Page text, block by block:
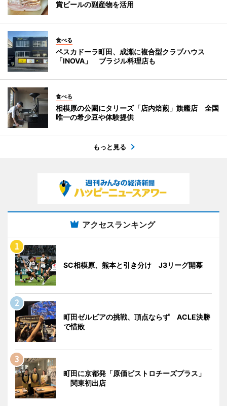
賞ビールの副産物を活用
食べる
ペスカドーラ町田、成瀬に複合型クラブハウス
「INOVA」 ブラジル料理店も
食べる
相模原の公園にタリーズ「店内焙煎」旗艦店 全国
唯一の希少豆や体験提供
もっと見る
アクセスランキング
SC相模原、熊本と引き分け J3リーグ開幕
町田ゼルビアの挑戦、頂点ならず ACLE決勝
で惜敗
町田に京都発「原価ビストロチーズプラス」
関東初出店